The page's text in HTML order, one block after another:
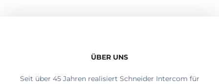
ÜBER UNS
Seit über 45 Jahren realisiert Schneider Intercom für